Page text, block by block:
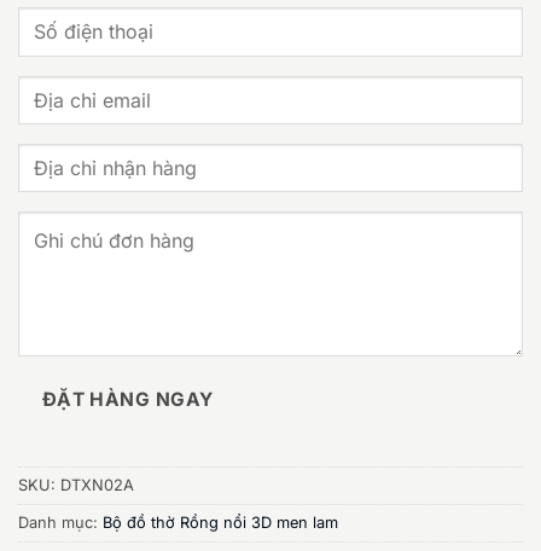
ĐẶT HÀNG NGAY
SKU: DTXN02A
Danh mục: Bộ đồ thờ Rồng nổi 3D men lam